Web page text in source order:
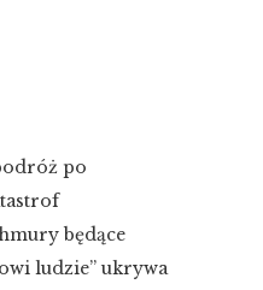
po
będące
ludzie” ukrywa